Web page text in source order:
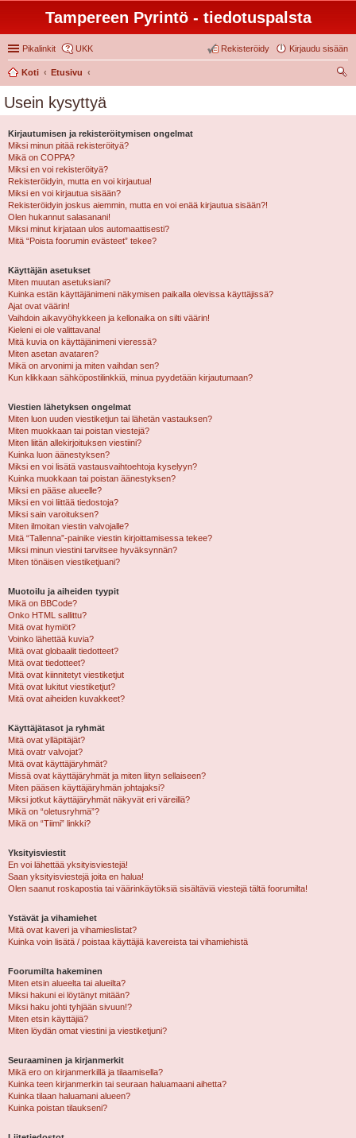
Tampereen Pyrintö - tiedotuspalsta
Pikalinkit UKK Kirjaudu sisään
Rekisteröidy
Koti
Etusivu
Usein kysyttyä
Kirjautumisen ja rekisteröitymisen ongelmat
Miksi minun pitää rekisteröityä?
Mikä on COPPA?
Miksi en voi rekisteröityä?
Rekisteröidyin, mutta en voi kirjautua!
Miksi en voi kirjautua sisään?
Rekisteröidyin joskus aiemmin, mutta en voi enää kirjautua sisään?!
Olen hukannut salasanani!
Miksi minut kirjataan ulos automaattisesti?
Mitä “Poista foorumin evästeet” tekee?
Käyttäjän asetukset
Miten muutan asetuksiani?
Kuinka estän käyttäjänimeni näkymisen paikalla olevissa käyttäjissä?
Ajat ovat väärin!
Vaihdoin aikavyöhykkeen ja kellonaika on silti väärin!
Kieleni ei ole valittavana!
Mitä kuvia on käyttäjänimeni vieressä?
Miten asetan avataren?
Mikä on arvonimi ja miten vaihdan sen?
Kun klikkaan sähköpostilinkkiä, minua pyydetään kirjautumaan?
Viestien lähetyksen ongelmat
Miten luon uuden viestiketjun tai lähetän vastauksen?
Miten muokkaan tai poistan viestejä?
Miten liitän allekirjoituksen viestiini?
Kuinka luon äänestyksen?
Miksi en voi lisätä vastausvaihtoehtoja kyselyyn?
Kuinka muokkaan tai poistan äänestyksen?
Miksi en pääse alueelle?
Miksi en voi liittää tiedostoja?
Miksi sain varoituksen?
Miten ilmoitan viestin valvojalle?
Mitä “Tallenna”-painike viestin kirjoittamisessa tekee?
Miksi minun viestini tarvitsee hyväksynnän?
Miten tönäisen viestiketjuani?
Muotoilu ja aiheiden tyypit
Mikä on BBCode?
Onko HTML sallittu?
Mitä ovat hymiöt?
Voinko lähettää kuvia?
Mitä ovat globaalit tiedotteet?
Mitä ovat tiedotteet?
Mitä ovat kiinnitetyt viestiketjut
Mitä ovat lukitut viestiketjut?
Mitä ovat aiheiden kuvakkeet?
Käyttäjätasot ja ryhmät
Mitä ovat ylläpitäjät?
Mitä ovatr valvojat?
Mitä ovat käyttäjäryhmät?
Missä ovat käyttäjäryhmät ja miten liityn sellaiseen?
Miten pääsen käyttäjäryhmän johtajaksi?
Miksi jotkut käyttäjäryhmät näkyvät eri väreillä?
Mikä on “oletusryhmä”?
Mikä on “Tiimi” linkki?
Yksityisviestit
En voi lähettää yksityisviestejä!
Saan yksityisviestejä joita en halua!
Olen saanut roskapostia tai väärinkäytöksiä sisältäviä viestejä tältä foorumilta!
Ystävät ja vihamiehet
Mitä ovat kaveri ja vihamieslistat?
Kuinka voin lisätä / poistaa käyttäjiä kavereista tai vihamiehistä
Foorumilta hakeminen
Miten etsin alueelta tai alueilta?
Miksi hakuni ei löytänyt mitään?
Miksi haku johti tyhjään sivuun!?
Miten etsin käyttäjiä?
Miten löydän omat viestini ja viestiketjuni?
Seuraaminen ja kirjanmerkit
Mikä ero on kirjanmerkillä ja tilaamisella?
Kuinka teen kirjanmerkin tai seuraan haluamaani aihetta?
Kuinka tilaan haluamani alueen?
Kuinka poistan tilaukseni?